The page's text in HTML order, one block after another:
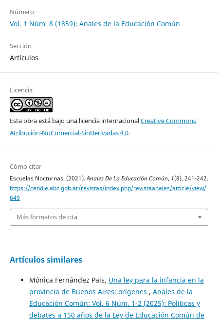
Número
Vol. 1 Núm. 8 (1859): Anales de la Educación Común
Sección
Artículos
Licencia
Esta obra está bajo una licencia internacionalCreative Commons
Atribución-NoComercial-SinDerivadas 4.0.
Cómo citar
Escuelas Nocturnas. (2021).Anales De La Educación Común, 1(8), 241-242.
https://cendie.abc.gob.ar/revistas/index.php/revistaanales/article/view/
649
Más formatos de cita
Artículos similares
Mónica Fernández Pais, Una ley para la infancia en la
provincia de Buenos Aires: orígenes , Anales de la
Educación Común: Vol. 6 Núm. 1-2 (2025): Políticas y
debates a 150 años de la Ley de Educación Común de